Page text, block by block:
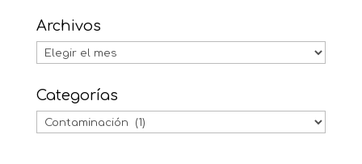
Archivos
Archivos
Categorías
Categorías